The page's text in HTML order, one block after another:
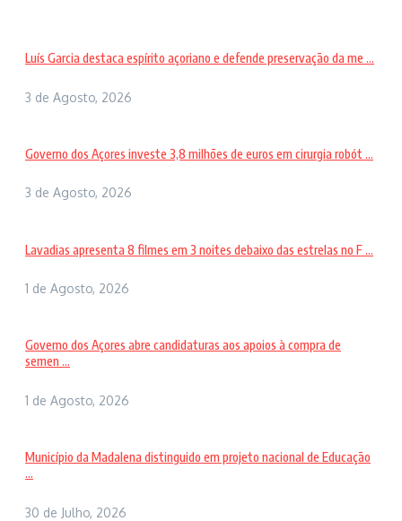
Luís Garcia destaca espírito açoriano e defende preservação da me ...
3 de Agosto, 2026
Governo dos Açores investe 3,8 milhões de euros em cirurgia robót ...
3 de Agosto, 2026
Lavadias apresenta 8 filmes em 3 noites debaixo das estrelas no F ...
1 de Agosto, 2026
Governo dos Açores abre candidaturas aos apoios à compra de
semen ...
1 de Agosto, 2026
Município da Madalena distinguido em projeto nacional de Educação
...
30 de Julho, 2026